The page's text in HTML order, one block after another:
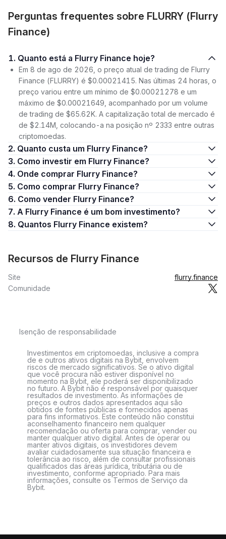
Perguntas frequentes sobre FLURRY (Flurry
Finance)
1. Quanto está a Flurry Finance hoje?
Em 8 de ago de 2026, o preço atual de trading de Flurry
Finance (FLURRY) é $0.00021415. Nas últimas 24 horas, o
preço variou entre um mínimo de $0.00021278 e um
máximo de $0.00021649, acompanhado por um volume
de trading de $65.62K. A capitalização total de mercado é
de $2.14M, colocando-a na posição nº 2333 entre outras
criptomoedas.
2. Quanto custa um Flurry Finance?
3. Como investir em Flurry Finance?
4. Onde comprar Flurry Finance?
5. Como comprar Flurry Finance?
6. Como vender Flurry Finance?
7. A Flurry Finance é um bom investimento?
8. Quantos Flurry Finance existem?
Recursos de Flurry Finance
Site
flurry.finance
Comunidade
Isenção de responsabilidade
Investimentos em criptomoedas, inclusive a compra
de e outros ativos digitais na Bybit, envolvem
riscos de mercado significativos. Se o ativo digital
que você procura não estiver disponível no
momento na Bybit, ele poderá ser disponibilizado
no futuro. A Bybit não é responsável por quaisquer
resultados de investimento. As informações de
preços e outros dados apresentados aqui são
obtidos de fontes públicas e fornecidos apenas
para fins informativos. Este conteúdo não constitui
aconselhamento financeiro nem qualquer
recomendação ou oferta para comprar, vender ou
manter qualquer ativo digital. Antes de operar ou
manter ativos digitais, os investidores devem
avaliar cuidadosamente sua situação financeira e
tolerância ao risco, além de consultar profissionais
qualificados das áreas jurídica, tributária ou de
investimento, conforme apropriado. Para mais
informações, consulte os Termos de Serviço da
Bybit.